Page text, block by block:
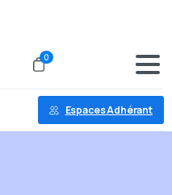
0
Espaces Adhérant